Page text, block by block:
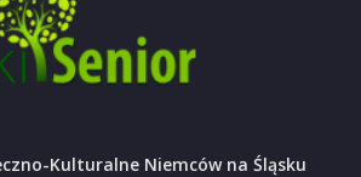
Kulturalne Niemców na Śląsku